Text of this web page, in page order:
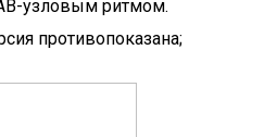
узловым ритмом.
противопоказана;